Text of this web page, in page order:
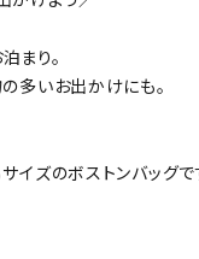
まり。
多いお出かけにも。
イズのボストンバッグで